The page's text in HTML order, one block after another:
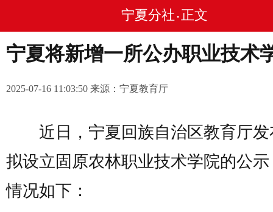
宁夏分社 • 正文
宁夏将新增一所公办职业技术
2025-07-16 11:03:50 来源：宁夏教育厅
近日，宁夏回族自治区教育厅发
拟设立固原农林职业技术学院的公
情况如下：